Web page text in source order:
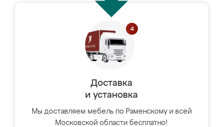
Доставка
и установка
Мы доставляем мебель по Раменскому и всей
Московской области бесплатно!